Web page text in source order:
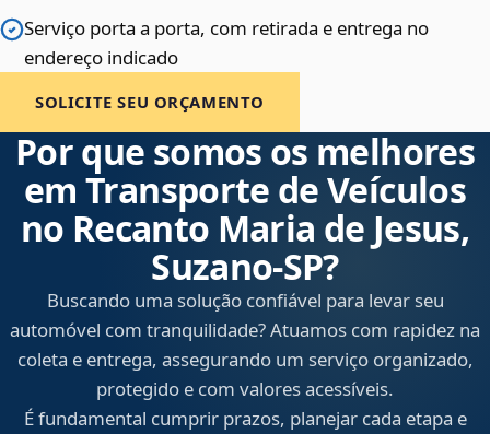
Serviço porta a porta, com retirada e entrega no
endereço indicado
SOLICITE SEU ORÇAMENTO
Por que somos os melhores
em Transporte de Veículos
no Recanto Maria de Jesus,
Suzano‑SP?
Buscando uma solução confiável para levar seu
automóvel com tranquilidade? Atuamos com rapidez na
coleta e entrega, assegurando um serviço organizado,
protegido e com valores acessíveis.
É fundamental cumprir prazos, planejar cada etapa e